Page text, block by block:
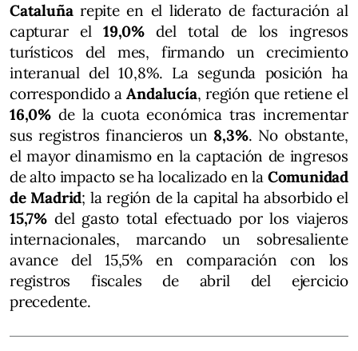
Cataluñarepite en el liderato de facturación al
capturar el 19,0%del total de los ingresos
turísticos del mes, firmando un crecimiento
interanual del 10,8%. La segunda posición ha
correspondido aAndalucía, región que retiene el
16,0% de la cuota económica tras incrementar
sus registros financieros un 8,3%. No obstante,
el mayor dinamismo en la captación de ingresos
de alto impacto se ha localizado en la Comunidad
de Madrid; la región de la capital ha absorbido el
15,7% del gasto total efectuado por los viajeros
internacionales, marcando un sobresaliente
avance del 15,5% en comparación con los
registros fiscales de abril del ejercicio
precedente.